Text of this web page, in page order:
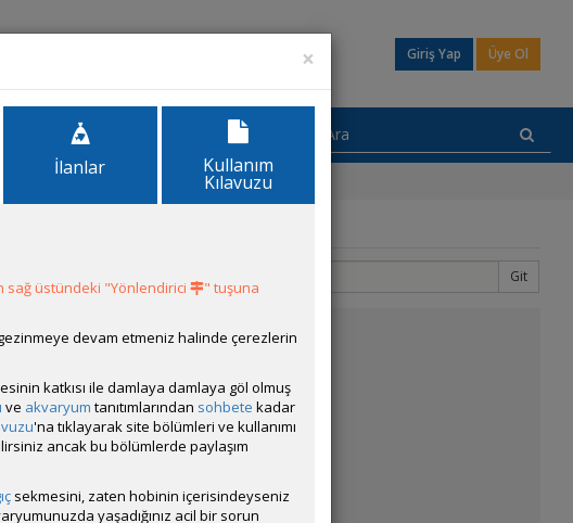
Giriş Yap Üye Ol
Git
×
İlanlar Kullanım
Kılavuzu
sağ üstündeki "Yönlendirici
" tuşuna
devam etmeniz halinde çerezlerin
katkısı ile damlaya damlaya göl olmuş
ve akvaryum tanıtımlarından sohbete kadar
'na tıklayarak site bölümleri ve kullanımı
ancak bu bölümlerde paylaşım
sekmesini, zaten hobinin içerisindeyseniz
yaşadığınız acil bir sorun